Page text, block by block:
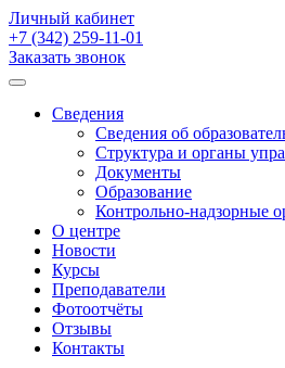
Личный кабинет
+7 (342) 259-11-01
Заказать звонок
Сведения
Сведения об
Структура и органы
Документы
Образование
Контрольно-надзорные
О центре
Новости
Курсы
Преподаватели
Фотоотчёты
Отзывы
Контакты